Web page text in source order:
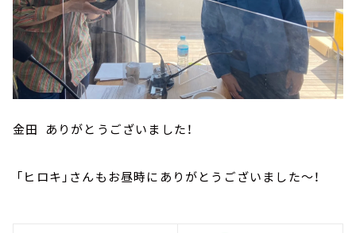
金田 ありがとうございました！
「ヒロキ」さんもお昼時にありがとうございました～！